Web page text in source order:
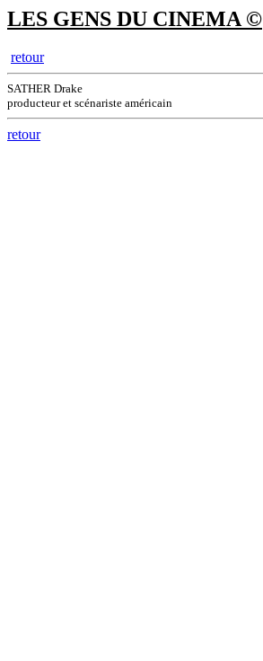
LES GENS DU CINEMA ©
retour
SATHER Drake
producteur et scénariste américain
retour